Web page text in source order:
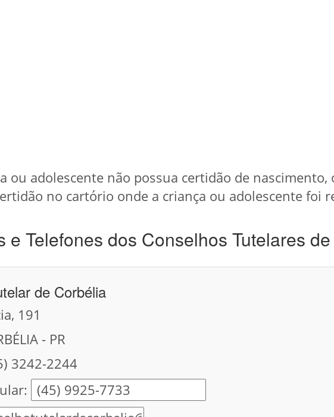
ou adolescente não possua certidão de
no cartório onde a criança ou adolescente foi
e Telefones dos Conselhos Tutelares
de Corbélia
191
- PR
3242-2244